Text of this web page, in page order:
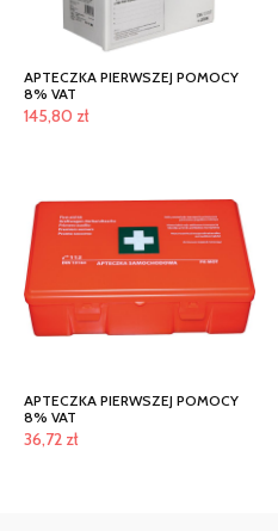
APTECZKA PIERWSZEJ POMOCY
8% VAT
145,80 zł
APTECZKA PIERWSZEJ POMOCY
8% VAT
36,72 zł